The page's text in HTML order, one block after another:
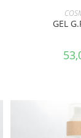
AGGIUNGI
GEL